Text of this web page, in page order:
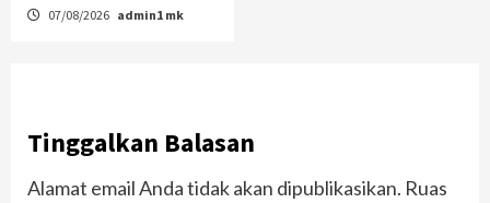
07/08/2026 admin1 mk
Tinggalkan Balasan
Alamat email Anda tidak akan dipublikasikan. Ruas